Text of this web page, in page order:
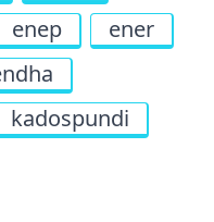
enep
ener
kadospundi